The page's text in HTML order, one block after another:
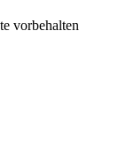
vorbehalten